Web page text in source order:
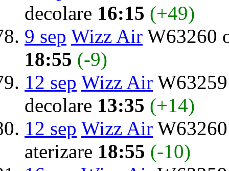
decolare 16:15 (+49)
9 sep Wizz Air W63260
18:55 (-9)
12 sep Wizz Air
decolare 13:35 (+14)
12 sep Wizz Air
aterizare 18:55 (-10)